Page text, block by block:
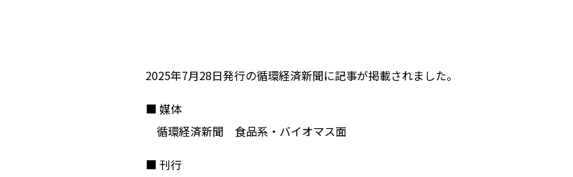
2025年7月28日発行の循環経済新聞に記事が掲載されました。
■ 媒体
循環経済新聞 食品系・バイオマス面
■ 刊行